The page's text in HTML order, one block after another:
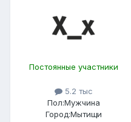
Постоянные участники
5.2 тыс
Пол:Мужчина
Город:Мытищи